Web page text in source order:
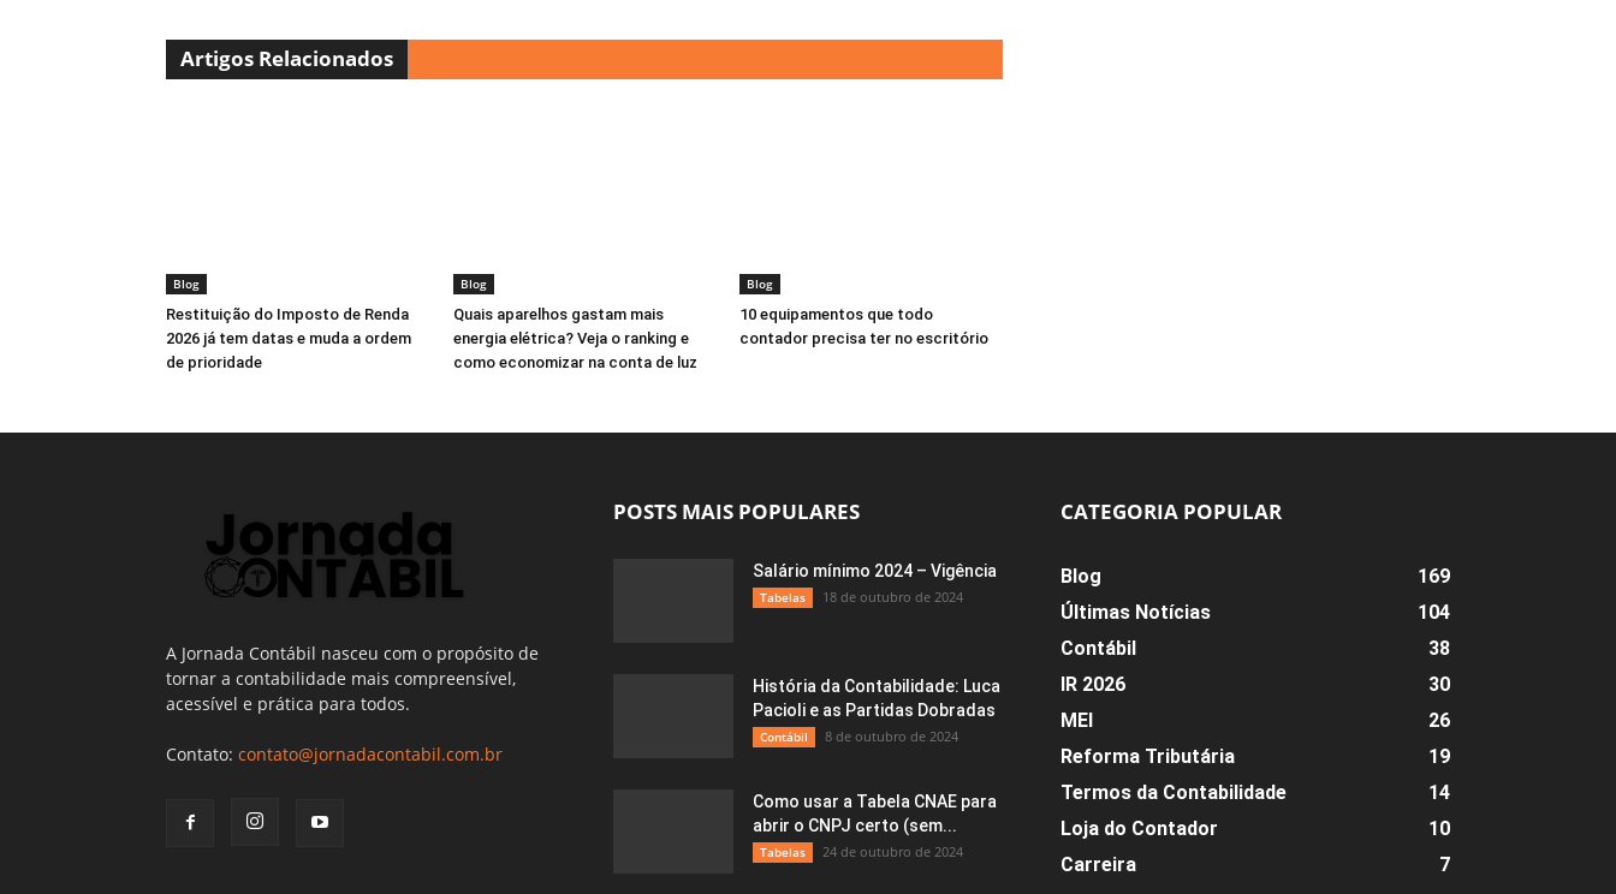
Artigos Relacionados
Blog
Restituição do Imposto de Renda
2026 já tem datas e muda a ordem
de prioridade
Blog
Quais aparelhos gastam mais
energia elétrica? Veja o ranking e
como economizar na conta de luz
Blog
10 equipamentos que todo
contador precisa ter no escritório
A Jornada Contábil nasceu com o propósito de
tornar a contabilidade mais compreensível,
acessível e prática para todos.
Contato: contato@jornadacontabil.com.br
POSTS MAIS POPULARES
Salário mínimo 2024 – Vigência
Tabelas 18 de outubro de 2024
História da Contabilidade: Luca
Pacioli e as Partidas Dobradas
Contábil 8 de outubro de 2024
Como usar a Tabela CNAE para
abrir o CNPJ certo (sem...
Tabelas 24 de outubro de 2024
CATEGORIA POPULAR
Blog
169
Últimas Notícias
104
Contábil
38
IR 2026
30
MEI
26
Reforma Tributária
19
Termos da Contabilidade
14
Loja do Contador
10
Carreira
7